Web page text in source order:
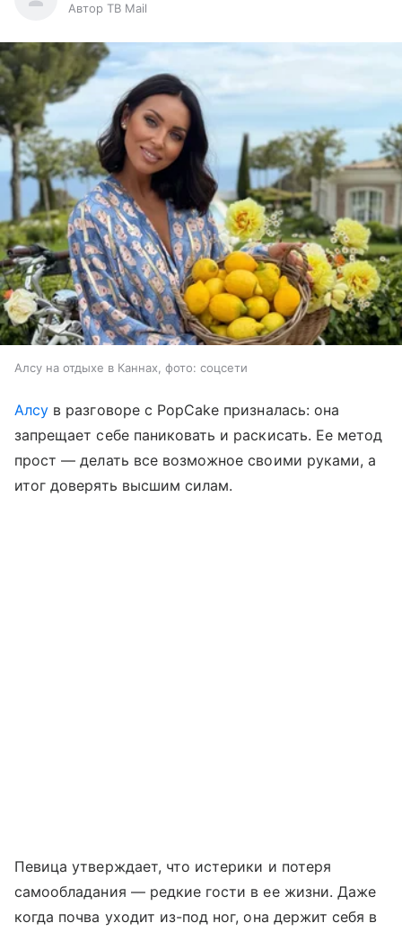
Автор ТВ Mail
Алсу на отдыхе в Каннах, фото: соцсети
Алсу в разговоре с PopCake призналась: она
запрещает себе паниковать и раскисать. Ее метод
прост — делать все возможное своими руками, а
итог доверять высшим силам.
Певица утверждает, что истерики и потеря
самообладания — редкие гости в ее жизни. Даже
когда почва уходит из-под ног, она держит себя в